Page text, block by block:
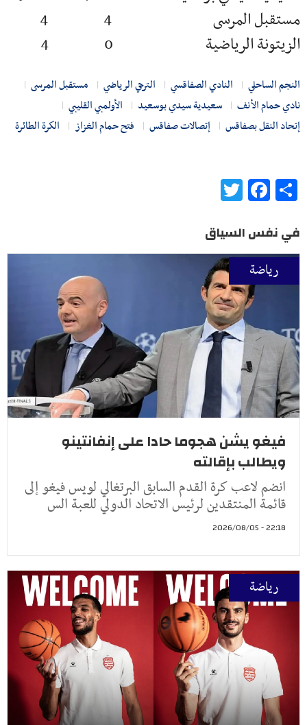
مستقبل المرسى 4 4
الزيتونة الرياضية 0 4
النجم الساحلي النادي الصفاقسي الترجي الرياضي
مستقبل المرسى
نادي حمام الأنف
سعيدية سيدي بوسعيد
الأولمبي القليبي
إتحاد النقل بصفاقس
إتصالات صفاقس فتح حمام الغزاز الكرة الطائرة
Share
Facebook
في نفس السياق
رياضة
فيغو يشن هجوما حادا على إنفانتينو
ويطالب بإقالته
انضم لاعب كرة القدم السابق البرتغالي لويس فيغو إلى
قائمة المنتقدين لرئيس الاتحاد الدولي للعبة الس
22:18 - 2026/08/05
رياضة